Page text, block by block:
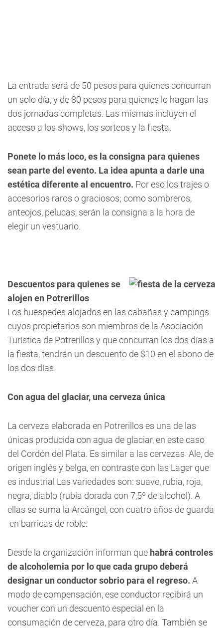
La entrada será de 50 pesos para quienes concurran
un solo día, y de 80 pesos para quienes lo hagan las
dos jornadas completas. Las mismas incluyen el
acceso a los shows, los sorteos y la fiesta.
Ponete lo más loco, es la consigna para quienes
sean parte del evento. La idea apunta a darle una
estética diferente al encuentro. Por eso los trajes o
accesorios raros o graciosos; como sombreros,
anteojos, pelucas, serán la consigna a la hora de
elegir un vestuario.
Descuentos para quienes se
alojen en Potrerillos
Los huéspedes alojados en las cabañas y campings
cuyos propietarios son miembros de la Asociación
Turística de Potrerillos y que concurran los dos días a
la fiesta, tendrán un descuento de $10 en el abono de
los dos días.
Con agua del glaciar, una cerveza única
La cerveza elaborada en Potrerillos es una de las
únicas producida con agua de glaciar, en este caso
del Cordón del Plata. Es similar a las cervezas Ale, de
origen inglés y belga, en contraste con las Lager que
es industrial Las variedades son: suave, rubia, roja,
negra, diablo (rubia dorada con 7,5º de alcohol). A
ellas se suma la Arcángel, con cuatro años de guarda
en barricas de roble.
Desde la organización informan que habrá controles
de alcoholemia por lo que cada grupo deberá
designar un conductor sobrio para el regreso. A
modo de compensación, ese conductor recibirá un
voucher con un descuento especial en la
consumación de cerveza, para otro día. También se